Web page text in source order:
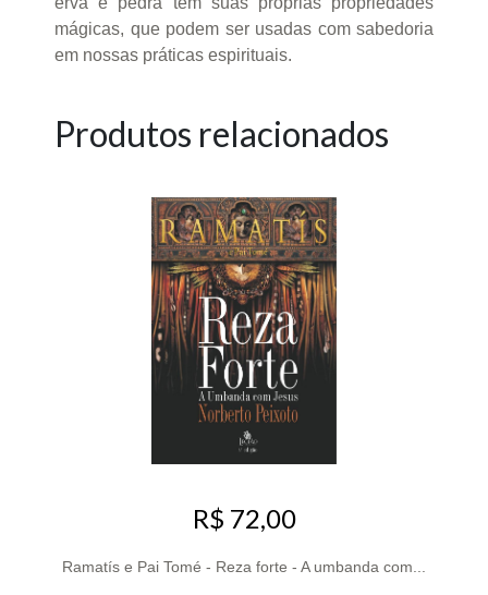
mágicas, que podem ser usadas com sabedoria
em nossas práticas espirituais.
Produtos relacionados
R$ 72,00
Ramatís e Pai Tomé - Reza forte - A umbanda com...